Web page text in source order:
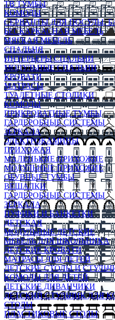
ТВ ТУМБЫ
КОМОДЫ
СЕРВАНТЫ ДЛЯ ПОСУДЫ,
БЕСКАРКАСНАЯ МЕБЕЛЬ
МЯГКАЯ МЕБЕЛЬ
СПАЛЬНЯ
ИНТЕРЬЕРЫ СПАЛЬНИ
МОДУЛЬНЫЕ СПАЛЬНИ
КРОВАТИ
МАТРАСЫ
ТУАЛЕТНЫЕ СТОЛИКИ
КОМОДЫ
ПРИКРОВАТНЫЕ ТУМБЫ
ГАРДЕРОБНЫЕ СИСТЕМЫ
ЗЕРКАЛА
ЭЛЕКТРОКАМИНЫ
ПРИХОЖАЯ
МАЛЕНЬКИЕ ПРИХОЖИЕ
МОДУЛЬНЫЕ ПРИХОЖИЕ
ОБУВНЫЕ ТУМБЫ
ВЕШАЛКИ
ГАРДЕРОБНЫЕ СИСТЕМЫ
ЗЕРКАЛА
ПУФИКИ И БАНКЕТКИ
ДЕТСКАЯ
МОДУЛЬНЫЕ ДЕТСКИЕ
МЕБЕЛЬ ДЛЯ ШКОЛЬНИКА
ДЕТСКИЕ КРОВАТИ
МАТРАСЫ ДЛЯ ДЕТЕЙ
ДЕТСКИЕ СТОЛЫ И
КОМОДЫ ДЛЯ ДЕТЕЙ
ДЕТСКИЕ ДИВАНЧИКИ
ДЕТСКИЙ СТУЛЬЧИК ДЛЯ
СТОЛЫ
ПЛАСТИКОВЫЕ СТОЛЫ